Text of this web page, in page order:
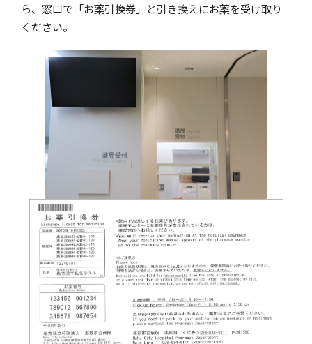
ら、窓口で「お薬引換券」と引き換えにお薬を受け取り
ください。